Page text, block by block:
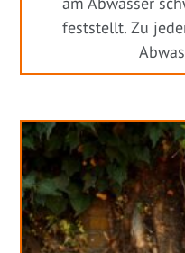
feststellt. Zu